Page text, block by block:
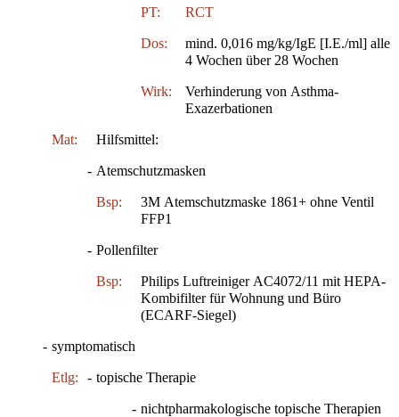
PT: RCT
Dos:
mind. 0,016 mg/kg/IgE [I.E./ml] alle
4 Wochen über 28 Wochen
Wirk:
Verhinderung von Asthma-
Exazerbationen
Mat: Hilfsmittel:
- Atemschutzmasken
Bsp:
3M Atemschutzmaske 1861+ ohne Ventil
FFP1
- Pollenfilter
Bsp:
Philips Luftreiniger AC4072/11 mit HEPA-
Kombifilter für Wohnung und Büro
(ECARF-Siegel)
- symptomatisch
Etlg: - topische Therapie
- nichtpharmakologische topische Therapien